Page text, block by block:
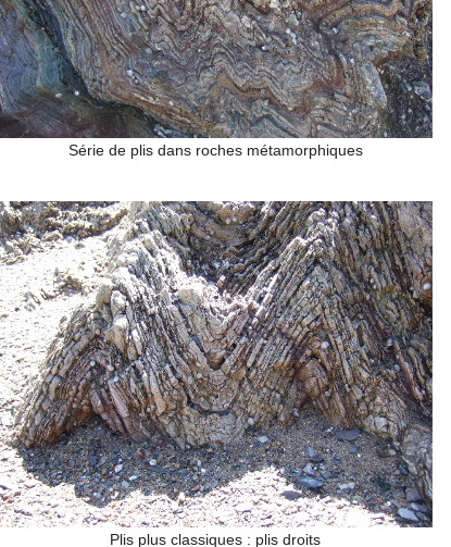
Série de plis dans roches métamorphiques
Plis plus classiques : plis droits